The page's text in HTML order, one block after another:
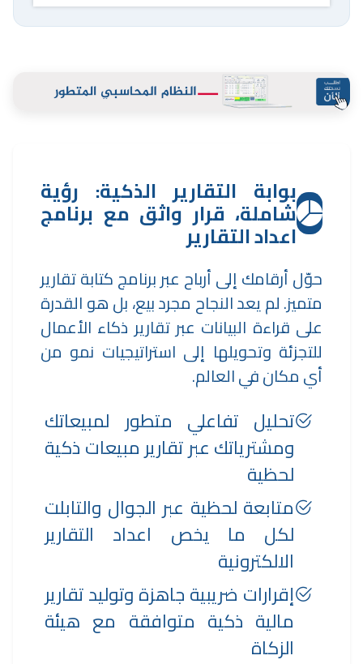
بوابة التقارير الذكية: رؤية
شاملة، قرار واثق مع برنامج
اعداد التقارير
حوّل أرقامك إلى أرباح عبر برنامج كتابة تقارير
متميز. لم يعد النجاح مجرد بيع، بل هو القدرة
على قراءة البيانات عبر تقارير ذكاء الأعمال
للتجزئة وتحويلها إلى استراتيجيات نمو من
أي مكان في العالم.
تحليل تفاعلي متطور لمبيعاتك
ومشترياتك عبر تقارير مبيعات ذكية
لحظية
متابعة لحظية عبر الجوال والتابلت
لكل ما يخص اعداد التقارير
الالكترونية
إقرارات ضريبية جاهزة وتوليد تقارير
مالية ذكية متوافقة مع هيئة
الزكاة